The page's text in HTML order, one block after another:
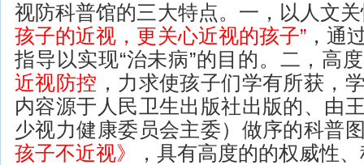
视防科普馆的三大特点。一，以人文
孩子的近视，更关心近视的孩子” ，通
指导以实现“治未病”的目的。二，高
近视防控 ，力求使孩子们学有所获，
内容源于人民卫生出版社出版的、由
少视力健康委员会主委）做序的科普
孩子不近视》
，具有高度的的权威性